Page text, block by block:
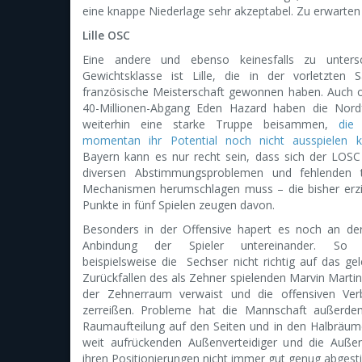
eine knappe Niederlage sehr akzeptabel. Zu
Lille OSC
Eine andere und ebenso keinesfalls zu
Gewichtsklasse ist Lille, die in der vorletzten
französische Meisterschaft gewonnen haben. Auch
40-Millionen-Abgang Eden Hazard haben die
weiterhin eine starke Truppe beisammen, die
momentan ihr Potential noch nicht ausspielen
Bayern kann es nur recht sein, dass sich der
diversen Abstimmungsproblemen und fehlenden
Mechanismen herumschlagen muss – die bisher
Punkte in fünf Spielen zeugen davon.
Besonders in der Offensive hapert es noch an
Anbindung der Spieler untereinander. So
beispielsweise die Sechser nicht richtig auf das
Zurückfallen des als Zehner spielenden Marvin
der Zehnerraum verwaist und die offensiven
zerreißen. Probleme hat die Mannschaft
Raumaufteilung auf den Seiten und in den
weit aufrückenden Außenverteidiger und die
ihren Positionierungen nicht immer gut genug